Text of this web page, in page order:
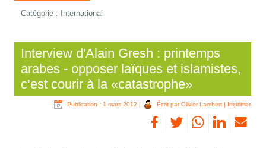
Catégorie : International
Interview d'Alain Gresh : printemps
arabes - opposer laïques et islamistes,
c’est courir à la «catastrophe»
Publication : 1 mars 2012 | Écrit par Olivier Lambert | Imprimer